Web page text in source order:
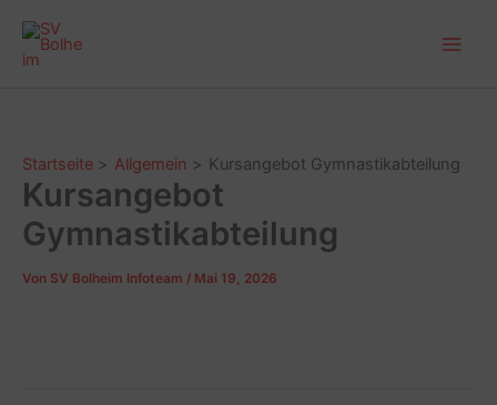
Inhalt
springen
Startseite Allgemein Kursangebot Gymnastikabteilung
Kursangebot
Gymnastikabteilung
Von SV Bolheim Infoteam / Mai 19, 2026